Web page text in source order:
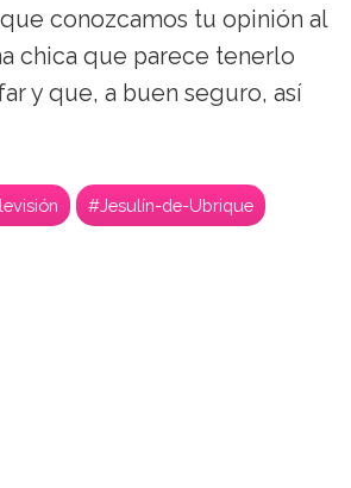
conozcamos tu opinión al
chica que parece tenerlo
y que, a buen seguro, así
#Jesulín-de-Ubrique